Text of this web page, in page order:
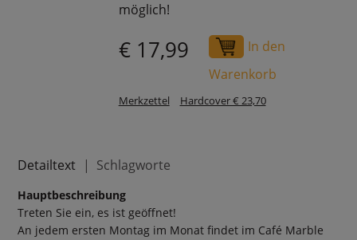
möglich!
€ 17,99
In den
Warenkorb
Merkzettel Hardcover € 23,70
Detailtext Schlagworte
Hauptbeschreibung
Treten Sie ein, es ist geöffnet!
An jedem ersten Montag im Monat findet im Café Marble